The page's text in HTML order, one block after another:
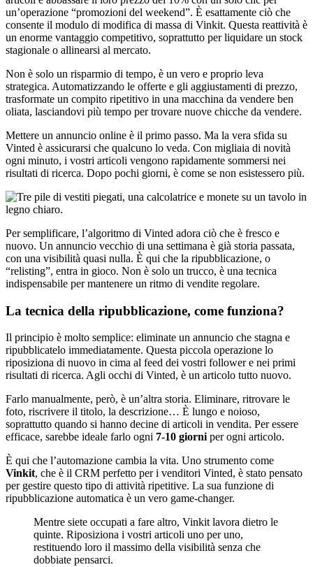
un’operazione “promozioni del weekend”. È esattamente ciò che
consente il modulo di modifica di massa di Vinkit. Questa reattività è
un enorme vantaggio competitivo, soprattutto per liquidare un stock
stagionale o allinearsi al mercato.
Non è solo un risparmio di tempo, è un vero e proprio leva
strategica. Automatizzando le offerte e gli aggiustamenti di prezzo,
trasformate un compito ripetitivo in una macchina da vendere ben
oliata, lasciandovi più tempo per trovare nuove chicche da vendere.
Mettere un annuncio online è il primo passo. Ma la vera sfida su
Vinted è assicurarsi che qualcuno lo veda. Con migliaia di novità
ogni minuto, i vostri articoli vengono rapidamente sommersi nei
risultati di ricerca. Dopo pochi giorni, è come se non esistessero più.
Per semplificare, l’algoritmo di Vinted adora ciò che è fresco e
nuovo. Un annuncio vecchio di una settimana è già storia passata,
con una visibilità quasi nulla. È qui che la ripubblicazione, o
“relisting”, entra in gioco. Non è solo un trucco, è una tecnica
indispensabile per mantenere un ritmo di vendite regolare.
La tecnica della ripubblicazione, come funziona?
Il principio è molto semplice: eliminate un annuncio che stagna e
ripubblicatelo immediatamente. Questa piccola operazione lo
riposiziona di nuovo in cima al feed dei vostri follower e nei primi
risultati di ricerca. Agli occhi di Vinted, è un articolo tutto nuovo.
Farlo manualmente, però, è un’altra storia. Eliminare, ritrovare le
foto, riscrivere il titolo, la descrizione… È lungo e noioso,
soprattutto quando si hanno decine di articoli in vendita. Per essere
efficace, sarebbe ideale farlo ogni 7-10 giorni per ogni articolo.
È qui che l’automazione cambia la vita. Uno strumento come
Vinkit, che è il CRM perfetto per i venditori Vinted, è stato pensato
per gestire questo tipo di attività ripetitive. La sua funzione di
ripubblicazione automatica è un vero game-changer.
Mentre siete occupati a fare altro, Vinkit lavora dietro le
quinte. Riposiziona i vostri articoli uno per uno,
restituendo loro il massimo della visibilità senza che
dobbiate pensarci.